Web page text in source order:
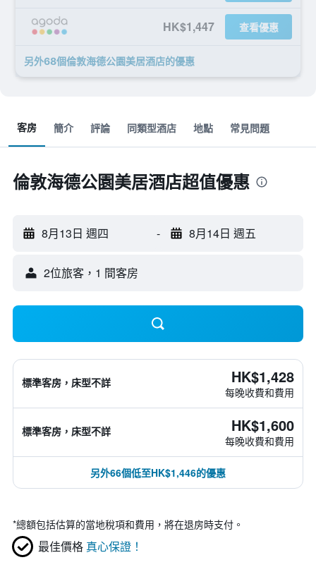
HK$1,447 查看優惠
另外68個倫敦海德公園美居酒店​的優惠
客房 簡介 評論 同類型酒店 地點 常見問題
倫敦海德公園美居酒店超值優惠
8月13日 週四 - 8月14日 週五
2位旅客，1 間客房
標準客房，床型不詳 HK$1,428
每晚收費和費用
標準客房，床型不詳 HK$1,600
每晚收費和費用
另外66個低至HK$1,446的優惠
*總額包括估算的當地稅項和費用，將在退房時支付。
最佳價格 真心保證！